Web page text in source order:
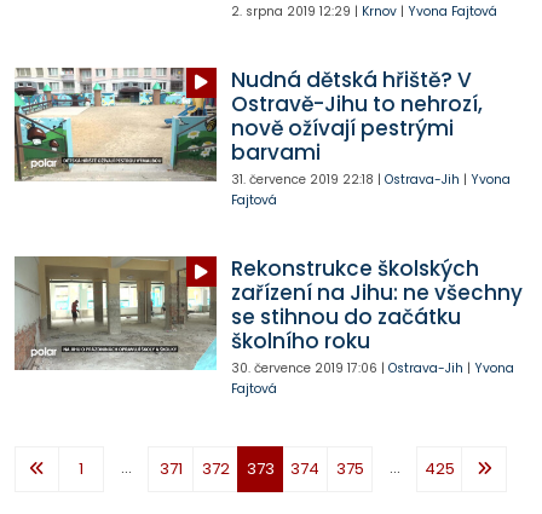
2. srpna 2019 12:29 | Krnov| Yvona Fajtová
Nudná dětská hřiště? V
Ostravě-Jihu to nehrozí,
nově ožívají pestrými
barvami
31. července 2019 22:18 | Ostrava-Jih | Yvona
Fajtová
Rekonstrukce školských
zařízení na Jihu: ne všechny
se stihnou do začátku
školního roku
30. července 2019 17:06 | Ostrava-Jih | Yvona
Fajtová
1 ... 371 372 373 374 375 ... 425